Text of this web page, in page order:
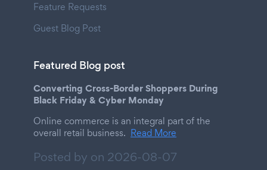
Feature Requests
Guest Blog Post
Featured Blog post
Converting Cross-Border Shoppers During
Black Friday & Cyber Monday
Online commerce is an integral part of the
overall retail business. Read More
Posted by on 2026-08-07